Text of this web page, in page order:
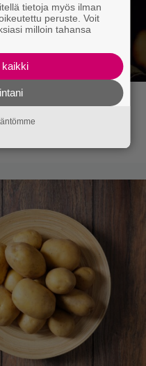
vuodelta
Tom Hanks
tietoja myös ilman
peruste. Voit
milloin tahansa